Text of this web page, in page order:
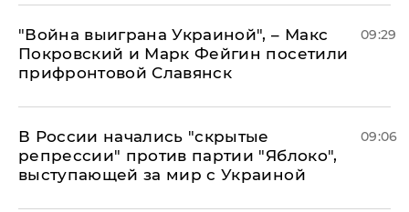
"Война выиграна Украиной", – Макс
Покровский и Марк Фейгин посетили
прифронтовой Славянск
09:29
В России начались "скрытые
репрессии" против партии "Яблоко",
выступающей за мир с Украиной
09:06